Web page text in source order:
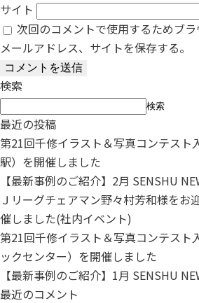
サイト
次回のコメントで使用するためブラ
メールアドレス、サイトを保存する。
検索
検索
最近の投稿
第21回千修イラスト＆写真コンテスト
駅）を開催しました
【最新事例のご紹介】2月 SENSHU
Ｊリーグチェアマン野々村芳和様をお
催しました(社内イベント)
第21回千修イラスト＆写真コンテスト
ックセンター）を開催しました
【最新事例のご紹介】1月 SENSHU
最近のコメント